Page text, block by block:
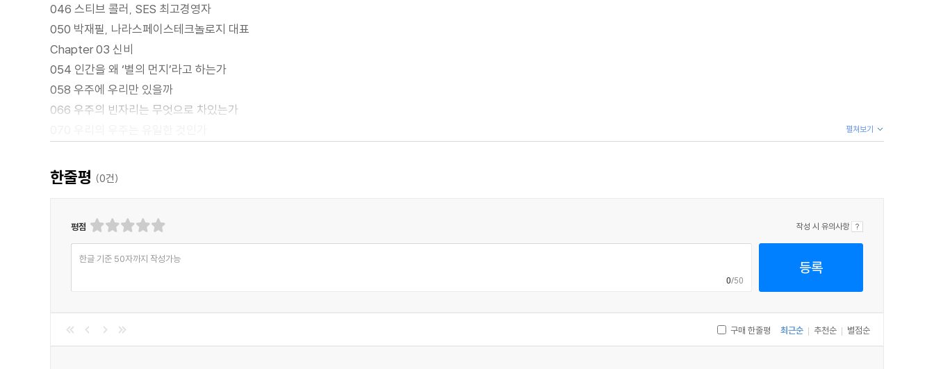
046 스티브 콜러, SES 최고경영자
050 박재필, 나라스페이스테크놀로지 대표
Chapter 03 신비
054 인간을 왜 ‘별의 먼지’라고 하는가
058 우주에 우리만 있을까
066 우주의 빈자리는 무엇으로 차있는가
Chapter 04 질서
104 우주의 미래
114 달 vs. 화성
138 목성 & 토성
펼쳐보기
한줄평 (0건)
평점 작성 시 유의사항
한글 기준 50자까지 작성가능
0/50
등록
구매 한줄평 최근순 | 추천순 | 별점순